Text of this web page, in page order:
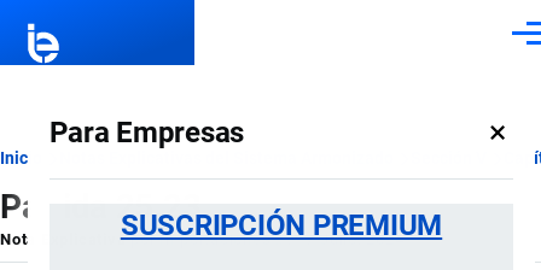
Para Empresas ×
SUSCRIPCIÓN PREMIUM
Ruta
de
navegación
Inicio
Partida 25.23
Nota ExplicativaporImportaciones …, 17 Julio, 2024